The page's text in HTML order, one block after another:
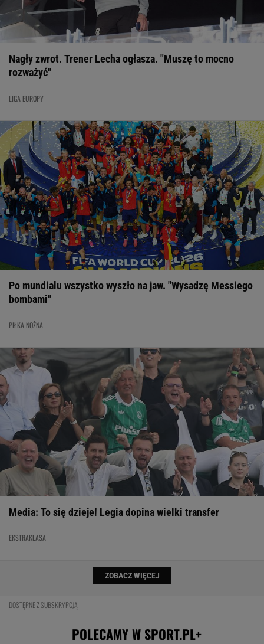
Nagły zwrot. Trener Lecha ogłasza. "Muszę to mocno
rozważyć"
LIGA EUROPY
Po mundialu wszystko wyszło na jaw. "Wysadzę Messiego
bombami"
PIŁKA NOŻNA
Media: To się dzieje! Legia dopina wielki transfer
EKSTRAKLASA
ZOBACZ WIĘCEJ
DOSTĘPNE Z SUBSKRYPCJĄ
POLECAMY W SPORT.PL+